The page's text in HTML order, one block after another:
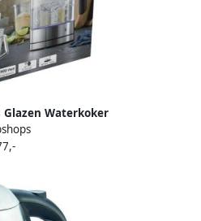
Glazen Waterkoker
BPA-vrij